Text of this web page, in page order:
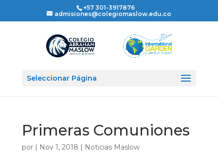
+57 301-3917876
admisiones@colegiomaslow.edu.co
Seleccionar Página
Primeras Comuniones
por | Nov 1, 2018 | Noticias Maslow